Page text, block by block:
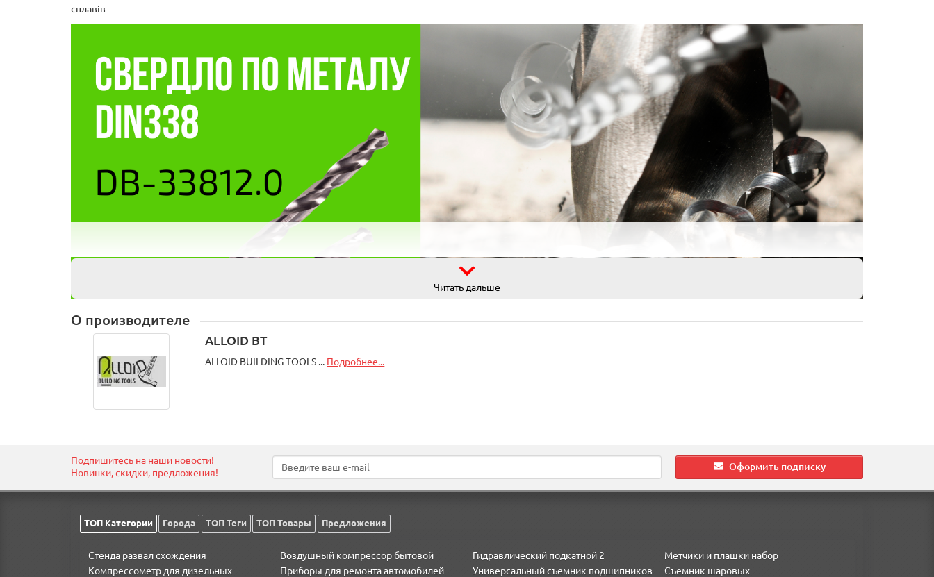
сплавів
Використовуються з ручним та стаціонарним сведлильним обладнанням.
Читать дальше
О производителе
ALLOID BT
ALLOID BUILDING TOOLS ... Подробнее...
Подпишитесь на наши новости!
Новинки, скидки, предложения!
Оформить подписку
ТОП Категории Города ТОП Теги ТОП Товары Предложения
Стенда развал схождения
Компрессометр для дизельных
Воздушный компрессор бытовой
Приборы для ремонта автомобилей
Гидравлический подкатной 2
Универсальный съемник подшипников
Метчики и плашки набор
Съемник шаровых